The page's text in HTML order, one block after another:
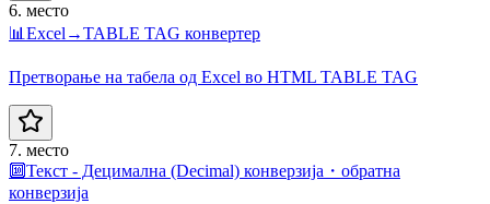
6. место
📊 Excel→TABLE TAG конвертер
Претворање на табела од Excel во HTML TABLE TAG
7. место
🔟Текст - Децимална (Decimal) конверзија・обратна
конверзија